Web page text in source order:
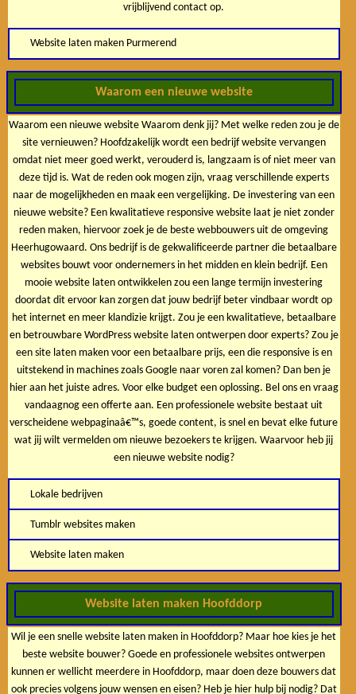
vrijblijvend contact op.
Website laten maken Purmerend
Waarom een nieuwe website
Waarom een nieuwe website Waarom denk jij? Met welke reden zou je de
site vernieuwen? Hoofdzakelijk wordt een bedrijf website vervangen
omdat niet meer goed werkt, verouderd is, langzaam is of niet meer van
deze tijd is. Wat de reden ook mogen zijn, vraag verschillende experts
naar de mogelijkheden en maak een vergelijking. De investering van een
nieuwe website? Een kwalitatieve responsive website laat je niet zonder
reden maken, hiervoor zoek je de beste webbouwers uit de omgeving
Heerhugowaard. Ons bedrijf is de gekwalificeerde partner die betaalbare
websites bouwt voor ondernemers in het midden en klein bedrijf. Een
mooie website laten ontwikkelen zou een lange termijn investering
doordat dit ervoor kan zorgen dat jouw bedrijf beter vindbaar wordt op
het internet en meer klandizie krijgt. Zou je een kwalitatieve, betaalbare
en betrouwbare WordPress website laten ontwerpen door experts? Zou je
een site laten maken voor een betaalbare prijs, een die responsive is en
uitstekend in machines zoals Google naar voren zal komen? Dan ben je
hier aan het juiste adres. Voor elke budget een oplossing. Bel ons en vraag
vandaagnog een offerte aan. Een professionele website bestaat uit
verscheidene webpaginaâ€™s, goede content, is snel en bevat elke future
wat jij wilt vermelden om nieuwe bezoekers te krijgen. Waarvoor heb jij
een nieuwe website nodig?
Lokale bedrijven
Tumblr websites maken
Website laten maken
Website laten maken Hoofddorp
Wil je een snelle website laten maken in Hoofddorp? Maar hoe kies je het
beste website bouwer? Goede en professionele websites ontwerpen
kunnen er wellicht meerdere in Hoofddorp, maar doen deze bouwers dat
ook precies volgens jouw wensen en eisen? Heb je hier hulp bij nodig? Dat